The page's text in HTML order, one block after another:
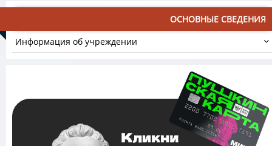
ОСНОВНЫЕ СВЕДЕНИЯ
Информация об учреждении